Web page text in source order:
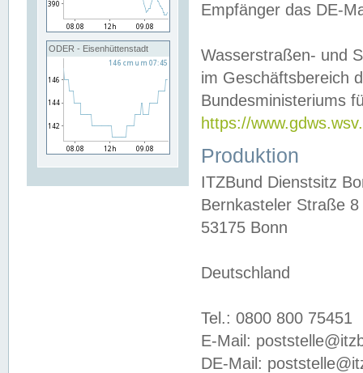
ODER - Eisenhüttenstadt
Empfänger das DE-
Wasserstraßen- und
im Geschäftsbereich
Bundesministeriums
https://
Produktion
ITZBund Dienstsitz
Bernkasteler Straße 8
53175 Bonn
Deutschland
Tel.: 0800 800 75451
E-Mail:
DE-Mail: